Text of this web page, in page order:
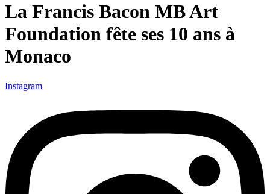
La Francis Bacon MB Art
Foundation fête ses 10 ans à
Monaco
Instagram